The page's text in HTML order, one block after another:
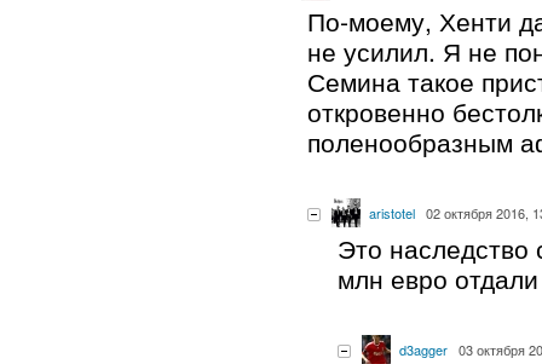
По-моему, Хенти
не усилил. Я не
Семина такое
откровенно
поленообразным
aristotel 02 октября 2016,
Это
млн евро отдали
d3agger 03 октября